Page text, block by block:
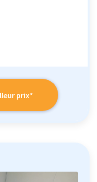
prix*